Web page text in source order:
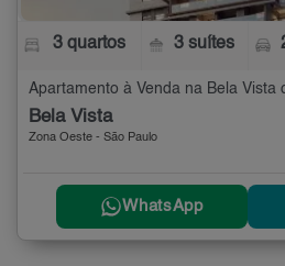
3 quartos 3 suítes
Apartamento à Venda na Bela Vista
Bela Vista
Zona Oeste - São Paulo
WhatsApp